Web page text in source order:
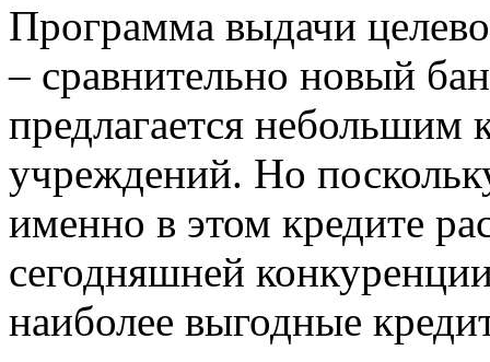
Программа выдачи
– сравнительно новый
предлагается небольшим
учреждений. Но
именно в этом кредите
сегодняшней
наиболее выгодные